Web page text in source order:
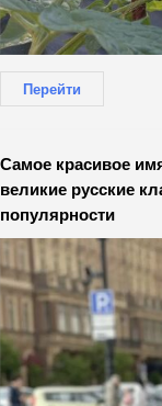
Перейти
Самое красивое
великие русские
популярности